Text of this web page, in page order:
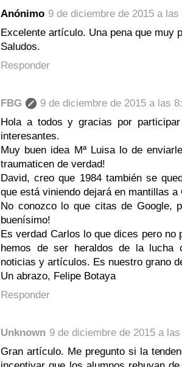
Anónimo 9 de diciembre de 2015 a las
Excelente artículo. Una pena que muy
Saludos.
Responder
FBG
9 de diciembre de 2015 a las
Hola a todos y gracias por
interesantes.
Muy buen idea Mª Luisa lo de
traumaticen de verdad!
David, creo que 1984 también se
que está viniendo dejará en mantillas a
No conozco lo que citas de Google,
buenísimo!
Es verdad Carlos lo que dices pero
hemos de ser heraldos de la
noticias y artículos. Es nuestro grano
Un abrazo, Felipe Botaya
Responder
Unknown 9 de diciembre de 2015 a
Gran artículo. Me pregunto si la